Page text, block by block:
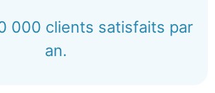
000 clients satisfaits par
an.